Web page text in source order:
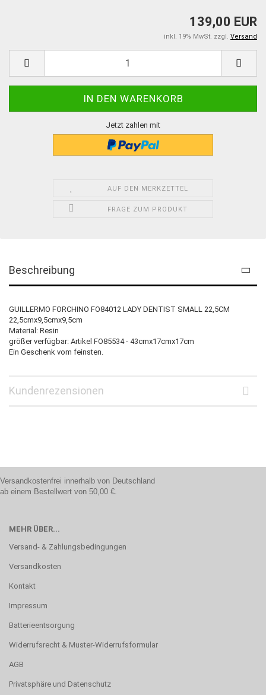
139,00 EUR
inkl. 19% MwSt. zzgl. Versand
Jetzt zahlen mit
AUF DEN MERKZETTEL
FRAGE ZUM PRODUKT
Beschreibung
GUILLERMO FORCHINO FO84012 LADY DENTIST SMALL 22,5CM
22,5cmx9,5cmx9,5cm
Material: Resin
größer verfügbar: Artikel FO85534 - 43cmx17cmx17cm
Ein Geschenk vom feinsten.
Kundenrezensionen
Versandkostenfrei innerhalb von Deutschland
ab einem Bestellwert von 50,00 €.
MEHR ÜBER...
Versand- & Zahlungsbedingungen
Versandkosten
Kontakt
Impressum
Batterieentsorgung
Widerrufsrecht & Muster-Widerrufsformular
AGB
Privatsphäre und Datenschutz